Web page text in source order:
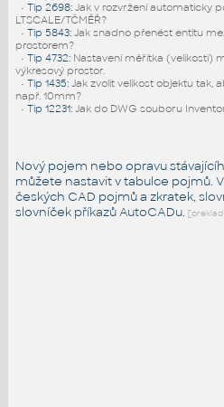
• Tip 2698: Jak v rozvržení automaticky
LTSCALE/TČMĚŘ?
• Tip 5843: Jak snadno přenést entitu
prostorem?
• Tip 4732: Nastavení měřítka (velikosti)
výkresový prostor.
• Tip 1435: Jak zvolit velikost objektu tak,
např. 10mm?
• Tip 12231: Jak do DWG souboru
Nový pojem nebo opravu
můžete nastavit v tabulce pojmů.
českých CAD pojmů a zkratek,
slovníček příkazů AutoCADu. [preklad